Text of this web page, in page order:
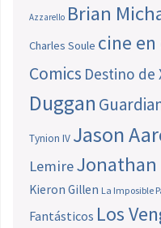
Azzarello Brian
Charles Soule cine en
Comics Destino de
Duggan
Tynion IV Jason
LemireJonathan
Kieron Gillen La Imposible
Fantásticos Los